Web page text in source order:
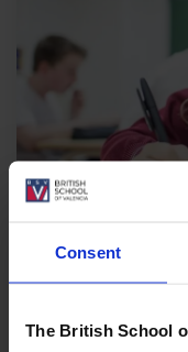
Consent
The British School
7 Consejos
piscina, sol,